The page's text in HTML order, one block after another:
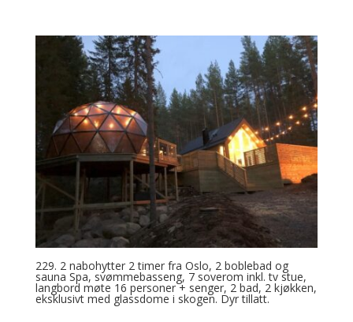
229. 2 nabohytter 2 timer fra Oslo, 2 boblebad og
sauna Spa, svømmebasseng, 7 soverom inkl. tv stue,
langbord møte 16 personer + senger, 2 bad, 2 kjøkken,
eksklusivt med glassdome i skogen. Dyr tillatt.